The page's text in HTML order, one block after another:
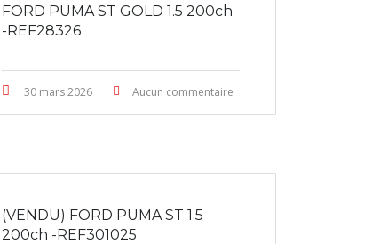
FORD PUMA ST GOLD 1.5 200ch
-REF28326
30 mars 2026 Aucun commentaire
(VENDU) FORD PUMA ST 1.5
200ch -REF301025